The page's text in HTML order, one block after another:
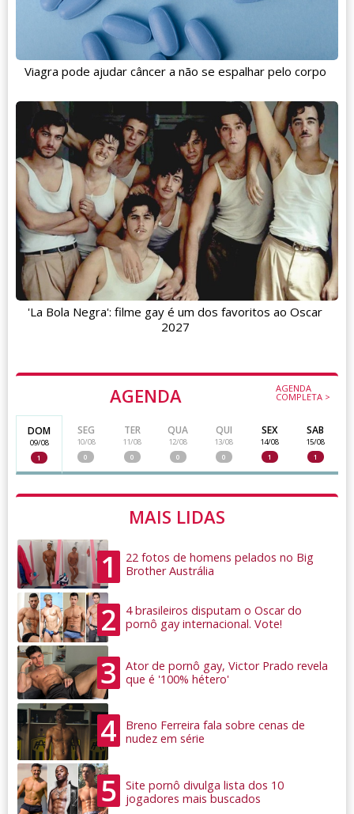
AGENDA AGENDA
COMPLETA >
DOM
09/08
1
SEG
10/08
0
TER
11/08
0
QUA
12/08
0
QUI
13/08
0
SEX
14/08
1
SAB
15/08
1
MAIS LIDAS
1
22 fotos de homens pelados no Big
Brother Austrália
2
4 brasileiros disputam o Oscar do
pornô gay internacional. Vote!
3
Ator de pornô gay, Victor Prado revela
que é '100% hétero'
4
Breno Ferreira fala sobre cenas de
nudez em série
5
Site pornô divulga lista dos 10
jogadores mais buscados
Viagra pode ajudar câncer a não se espalhar pelo corpo
'La Bola Negra': filme gay é um dos favoritos ao Oscar
2027